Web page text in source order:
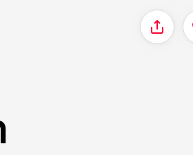
Delen